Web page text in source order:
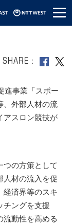
メ
ニ
長促進事
SHARE
進事業「スポー
、外部人材の流
アスロン競技が
つの方策として
人材の流入を促
経済界等のスキ
チングを支援
流動性を高める